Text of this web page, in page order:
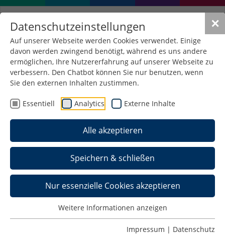
✕
Datenschutzeinstellungen
Auf unserer Webseite werden Cookies verwendet. Einige
davon werden zwingend benötigt, während es uns andere
ermöglichen, Ihre Nutzererfahrung auf unserer Webseite zu
verbessern. Den Chatbot können Sie nur benutzen, wenn
Sie den externen Inhalten zustimmen.
Essentiell Analytics Externe Inhalte
Alle akzeptieren
Speichern & schließen
Nur essenzielle Cookies akzeptieren
Weitere Informationen anzeigen
Impressum | Datenschutz
E-Science-Day am
17.11.2021
11. November 2021/Elektrotechnik
Am Mittwoch, den 17. November 2021
veranstaltet die Fakultät Elektrotechnik der
Hochschule Schmalkalden von 08:30 bis 11:30
Einen Tag der Forschung – E-Science Day – in der
Turnhalle der Hochschule Schmalkalden. Es
werden verschiedene Projekte und
Entwicklungen vorgestellt.